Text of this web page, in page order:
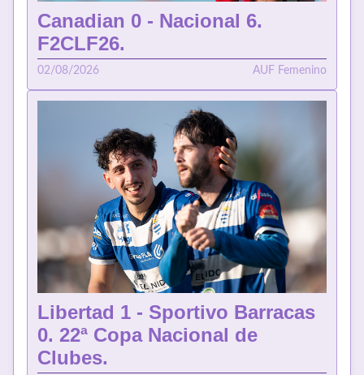
Canadian 0 - Nacional 6.
F2CLF26.
02/08/2026 AUF Femenino
Libertad 1 - Sportivo Barracas
0. 22ª Copa Nacional de
Clubes.